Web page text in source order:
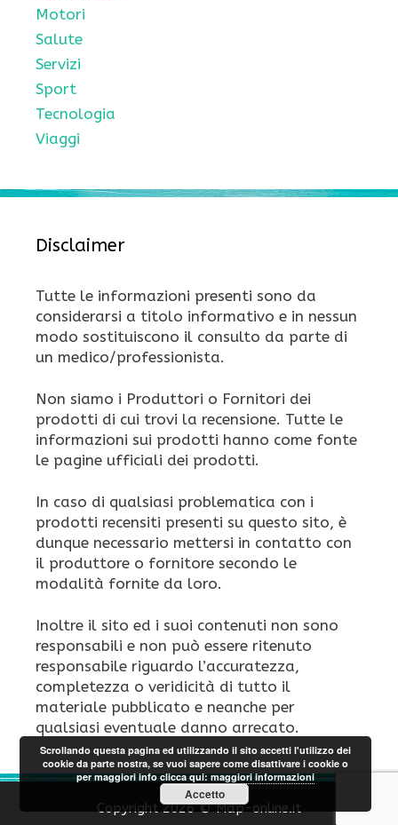
Motori
Salute
Servizi
Sport
Tecnologia
Viaggi
Disclaimer
Tutte le informazioni presenti sono da
considerarsi a titolo informativo e in nessun
modo sostituiscono il consulto da parte di
un medico/professionista.
Non siamo i Produttori o Fornitori dei
prodotti di cui trovi la recensione. Tutte le
informazioni sui prodotti hanno come fonte
le pagine ufficiali dei prodotti.
In caso di qualsiasi problematica con i
prodotti recensiti presenti su questo sito, è
dunque necessario mettersi in contatto con
il produttore o fornitore secondo le
modalità fornite da loro.
Inoltre il sito ed i suoi contenuti non sono
responsabili e non può essere ritenuto
responsabile riguardo l’accuratezza,
completezza o veridicità di tutto il
materiale pubblicato e neanche per
qualsiasi eventuale danno arrecato.
Copyright 2026 © Map-online.it
Scrollando questa pagina ed utilizzando il sito accetti l'utilizzo dei
cookie da parte nostra, se vuoi sapere come disattivare i cookie o
per maggiori info clicca qui:maggiori informazioni
Accetto